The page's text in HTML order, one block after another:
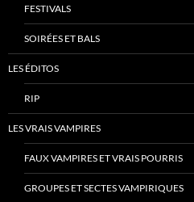
FESTIVALS
SOIRÉES ET BALS
LES ÉDITOS
RIP
LES VRAIS VAMPIRES
FAUX VAMPIRES ET VRAIS POURRIS
GROUPES ET SECTES VAMPIRIQUES